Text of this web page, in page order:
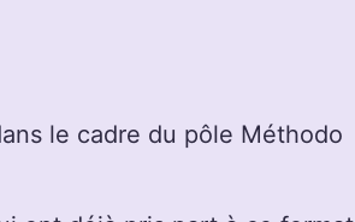
le cadre du pôle Méthodo